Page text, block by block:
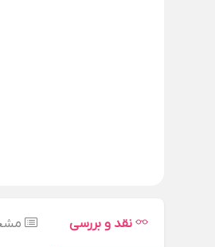
نقد و بررسی